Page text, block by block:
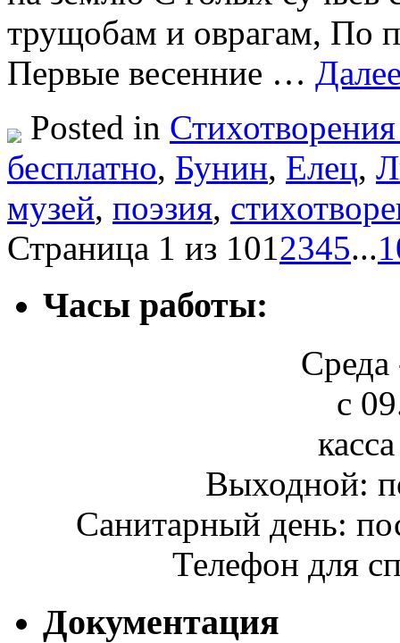
трущобам и оврагам, По
Первые весенние …
Posted in
бесплатно, Бунин, Елец,
музей, поэзия,
Страница 1 из 101 2345...
Часы работы:
Среда
с
Выходной:
Санитарный день:
Телефон для
Документация